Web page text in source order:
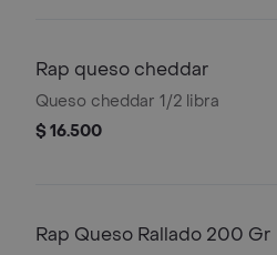
Rap queso cheddar
Queso cheddar 1/2 libra
$ 16.500
Rap Queso Rallado 200 Gr